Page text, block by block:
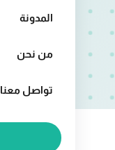
المدونة
من نحن
تواصل معنا